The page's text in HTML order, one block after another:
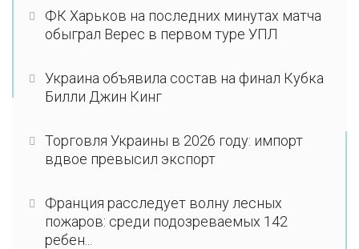
ФК Харьков на последних минутах матча
обыграл Верес в первом туре УПЛ
Украина объявила состав на финал Кубка
Билли Джин Кинг
Торговля Украины в 2026 году: импорт
вдвое превысил экспорт
Франция расследует волну лесных
пожаров: среди подозреваемых 142
ребен...